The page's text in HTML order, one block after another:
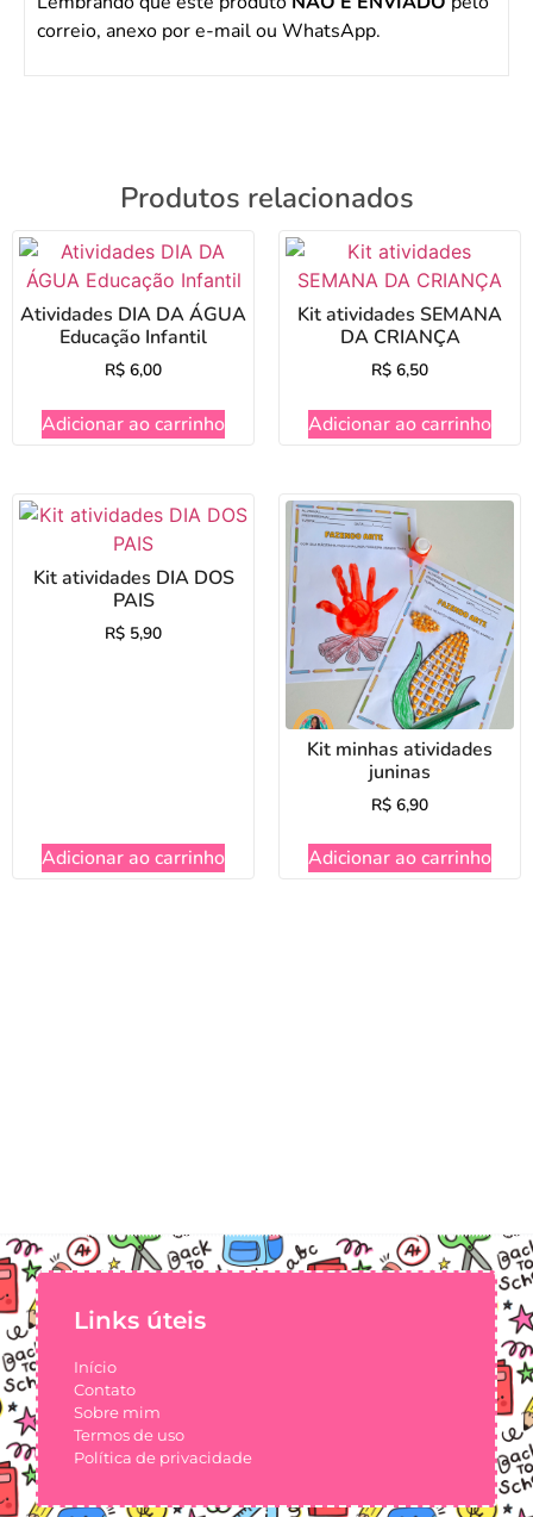
correio, anexo por e-mail ou WhatsApp.
Produtos relacionados
Atividades DIA DA ÁGUA
Educação Infantil
R$ 6,00
Adicionar ao carrinho
Kit atividades SEMANA
DA CRIANÇA
R$ 6,50
Adicionar ao carrinho
Kit atividades DIA DOS
PAIS
R$ 5,90
Adicionar ao carrinho
Kit minhas atividades
juninas
R$ 6,90
Adicionar ao carrinho
Links úteis
Início
Contato
Sobre mim
Termos de uso
Política de privacidade